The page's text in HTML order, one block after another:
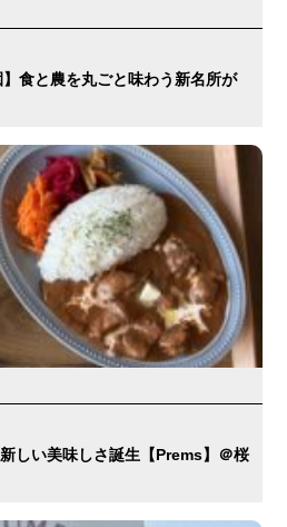
食と農を丸ごと味わう新名所が
しい美味しさ誕生【Prems】＠桜